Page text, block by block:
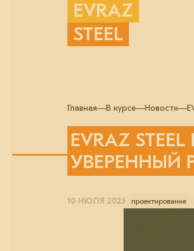
EVRAZ
STEEL
Главная В курсе Новости
EVRAZ
УВЕРЕННЫЙ
10 ИЮЛЯ 2025 проектирование